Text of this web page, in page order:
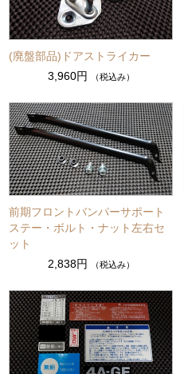
(廃盤部品)ドアストライカー
3,960円
（税込み）
前期フロントバンパーサポート
ステー・ボルト・ナット左右セ
ット
2,838円
（税込み）